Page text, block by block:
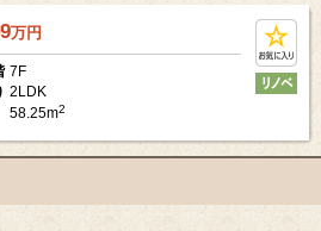
万円
7F
2LDK
58.25m2